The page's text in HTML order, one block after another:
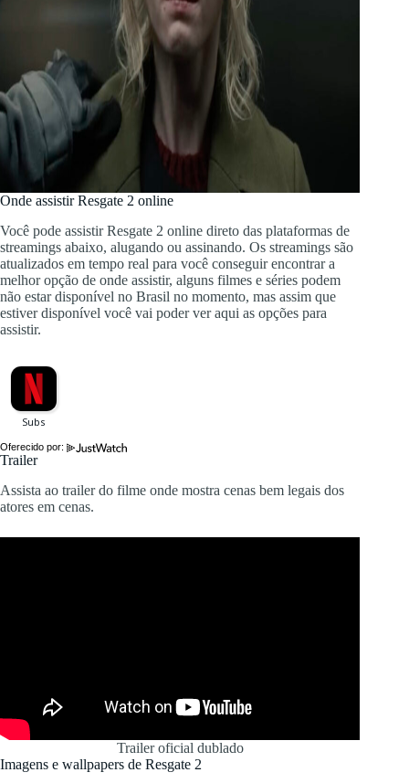
Onde assistir Resgate 2 online
Você pode assistir Resgate 2 online direto das plataformas de
streamings abaixo, alugando ou assinando. Os streamings são
atualizados em tempo real para você conseguir encontrar a
melhor opção de onde assistir, alguns filmes e séries podem
não estar disponível no Brasil no momento, mas assim que
estiver disponível você vai poder ver aqui as opções para
assistir.
Oferecido por:
Trailer
Assista ao trailer do filme onde mostra cenas bem legais dos
atores em cenas.
Trailer oficial dublado
Imagens e wallpapers de Resgate 2